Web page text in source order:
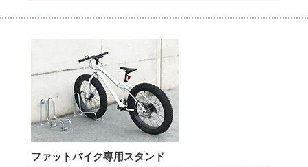
ファットバイク専用スタンド